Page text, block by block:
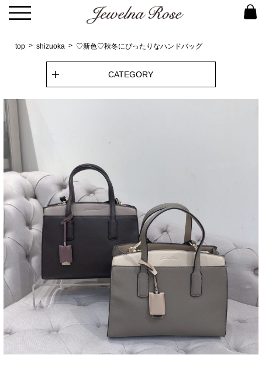
top shizuoka ♡新色♡秋冬にぴったりなハンドバッグ
CATEGORY